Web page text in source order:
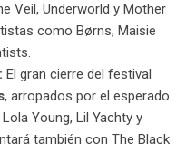
Veil, Underworld y Mother
como Børns, Maisie
El gran cierre del festival
, arropados por el esperado
Young, Lil Yachty y
también con The Black